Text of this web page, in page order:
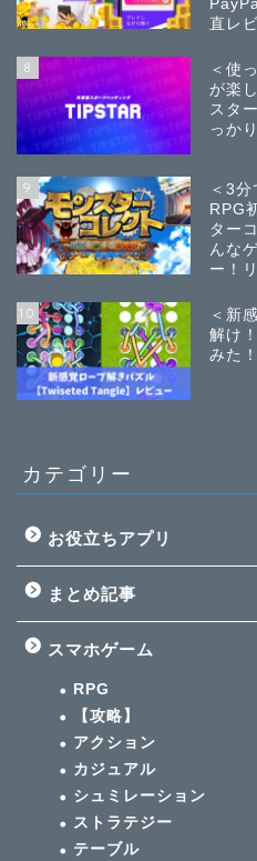
直レ
8
＜使
が楽
スタ
っか
9
＜3
RPG
ター
んな
ー！
10
＜新
解け
みた
カテゴリー
お役立ちアプリ
まとめ記事
スマホゲーム
RPG
【攻略】
アクション
カジュアル
シュミレーション
ストラテジー
テーブル